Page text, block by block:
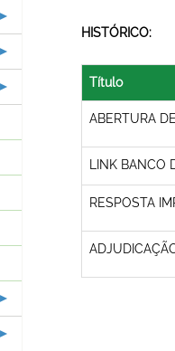
HISTÓRICO:
Título
ABERTURA
LINK BANCO
RESPOSTA